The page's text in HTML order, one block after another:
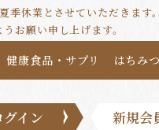
休業とさせていただきます
お願い申し上げます。
健康食品・サプリ はちみ
グイン 新規会